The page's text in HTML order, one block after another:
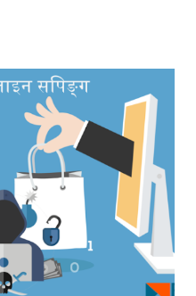
जिज्ञासा लाग्नु
र यसले नेपालमा पारेको प्रभाव र
तयार गरेको सामाग्री आजको
'आइटि सेक्युरिटी' कम्पनी
सफ्टवेयर टेस्टिङ, सेक्युरिटि
विभिन्न सेवा प्रदान गर्छ ।
फिरौती माग्ने ऱ्यान्समवेयर
भाइरस) का बारेमा सुन्दै